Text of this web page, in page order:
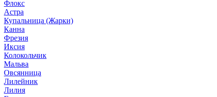
Флокс
Астра
Купальница (Жарки)
Канна
Фрезия
Иксия
Колокольчик
Мальва
Овсянница
Лилейник
Лилия